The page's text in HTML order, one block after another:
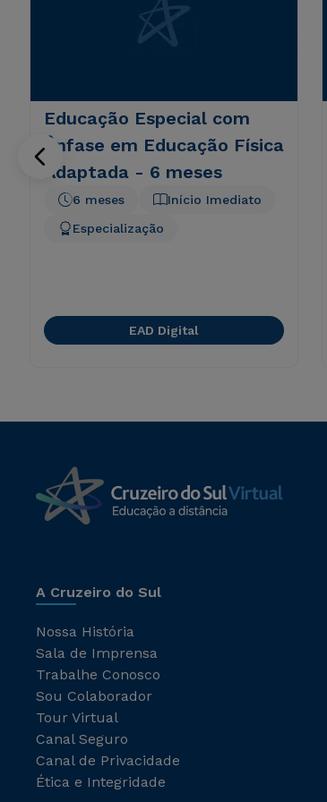
Educação Especial com
Ênfase em Educação Física
Adaptada - 6 meses
Início Imediato
6 meses
Especialização
EAD Digital
A Cruzeiro do Sul
Nossa História
Sala de Imprensa
Trabalhe Conosco
Sou Colaborador
Tour Virtual
Canal Seguro
Canal de Privacidade
Ética e Integridade